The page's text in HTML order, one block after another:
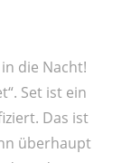
die Nacht!
Set ist ein
Das ist
überhaupt